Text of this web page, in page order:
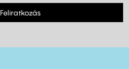
Feliratkozás